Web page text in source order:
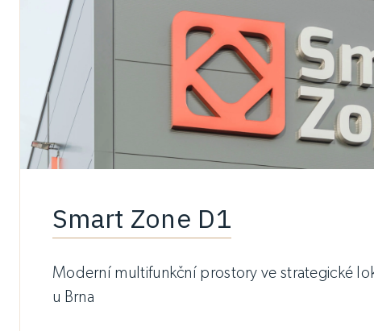
Smart Zone D1
Moderní multifunkční prostory ve strategické
u Brna